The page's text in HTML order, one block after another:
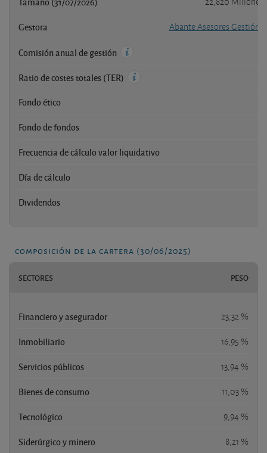
Gestora Abante Asesores Gestión
Comisión anual de gestión
Ratio de costes totales (TER)
Fondo ético
Fondo de fondos
Frecuencia de cálculo valor liquidativo
Día de cálculo
Dividendos
composición de la cartera (30/06/2025)
SECTORES PESO
Financiero y asegurador 23,32 %
Inmobiliario 16,95 %
Servicios públicos 13,94 %
Bienes de consumo 11,03 %
Tecnológico 9,94 %
Siderúrgico y minero 8,21 %